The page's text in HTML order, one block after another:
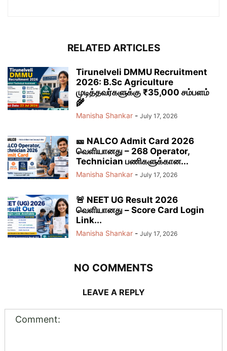
RELATED ARTICLES
Tirunelveli DMMU Recruitment
2026: B.Sc Agriculture
முடித்தவர்களுக்கு ₹35,000 சம்பளம்
🌾
Manisha Shankar - July 17, 2026
🎫 NALCO Admit Card 2026
வெளியானது – 268 Operator,
Technician பணிகளுக்கான...
Manisha Shankar - July 17, 2026
🚨 NEET UG Result 2026
வெளியானது – Score Card Login
Link...
Manisha Shankar - July 17, 2026
NO COMMENTS
LEAVE A REPLY